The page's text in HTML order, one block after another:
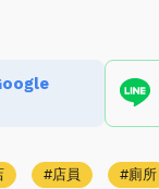
店員 廁所